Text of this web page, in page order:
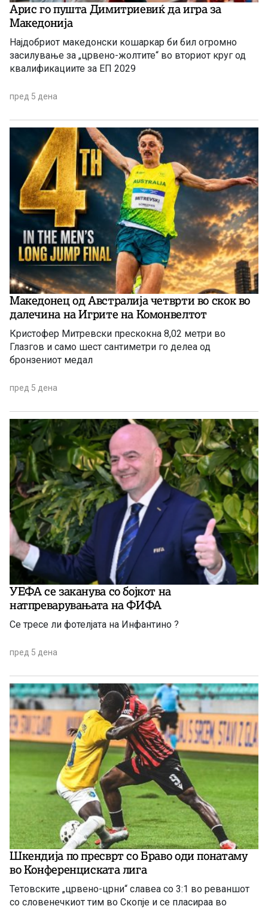
Арис го пушта Димитриевиќ да игра за
Македонија
Најдобриот македонски кошаркар би бил огромно
засилување за „црвено-жолтите“ во вториот круг од
квалификациите за ЕП 2029
пред 5 дена
Македонец од Австралија четврти во скок во
далечина на Игрите на Комонвелтот
Кристофер Митревски прескокна 8,02 метри во
Глазгов и само шест сантиметри го делеа од
бронзениот медал
пред 5 дена
УЕФА се заканува со бојкот на
натпреварувањата на ФИФА
Се тресе ли фотелјата на Инфантино ?
пред 5 дена
Шкендија по пресврт со Браво оди понатаму
во Конференциската лига
Тетовските „црвено-црни“ славеа со 3:1 во реваншот
со словенечкиот тим во Скопје и се пласираа во